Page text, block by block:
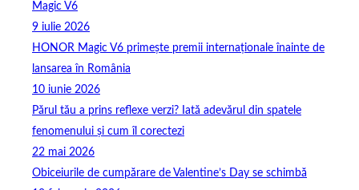
Magic V6
9 iulie 2026
HONOR Magic V6 primește premii internaționale înainte de
lansarea în România
10 iunie 2026
Părul tău a prins reflexe verzi? Iată adevărul din spatele
fenomenului și cum îl corectezi
22 mai 2026
Obiceiurile de cumpărare de Valentine’s Day se schimbă